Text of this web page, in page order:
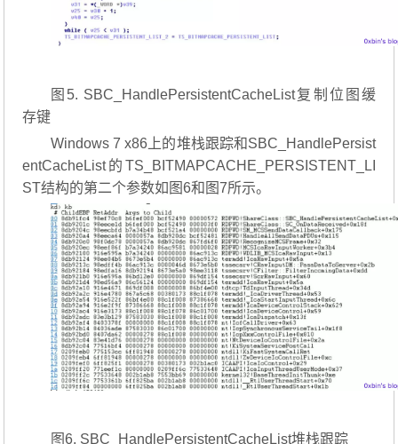
图5. SBC_HandlePersistentCacheList复制位图缓
存键
Windows 7 x86上的堆栈跟踪和SBC_HandlePersist
entCacheList的TS_BITMAPCACHE_PERSISTENT_LI
ST结构的第二个参数如图6和图7所示。
图6. SBC_HandlePersistentCacheList堆栈跟踪